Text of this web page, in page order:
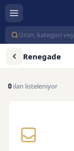
Renegade
0 ilan listeleniyor